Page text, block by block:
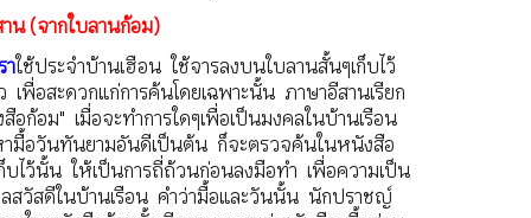
น (จากใบลานก้อม)
าใช้ประจำบ้านเฮือน ใช้จารลงบนใบลานสั้นๆเก็บไว้
เพื่อสะดวกแก่การค้นโดยเฉพาะนั้น ภาษาอีสานเรียก
อก้อม" เมื่อจะทำการใดๆเพื่อเป็นมงคลในบ้านเรือน
ามื้อวันทันยามอันดีเป็นต้น ก็จะตรวจค้นในหนังสือ
บไว้นั้น ให้เป็นการถี่ถ้วนก่อนลงมือทำ เพื่อความเป็น
สวัสดีในบ้านเรือน คำว่ามื้อและวันนั้น นักปราชญ์